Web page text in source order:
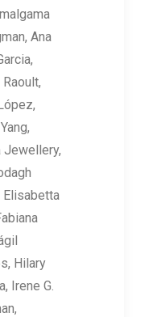
Ana
Jewellery,
Elisabetta
Hilary
Irene G.